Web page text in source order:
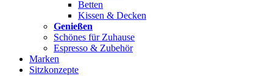
Betten
Kissen & Decken
Genießen
Schönes für Zuhause
Espresso & Zubehör
Marken
Sitzkonzepte